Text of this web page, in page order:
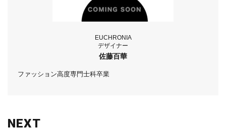
EUCHRONIA
デザイナー
佐藤百華
ファッション高度専門士科卒業
NEXT